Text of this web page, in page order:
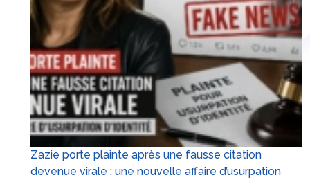
Zazie porte plainte après une fausse citation
devenue virale : une nouvelle affaire d’usurpation